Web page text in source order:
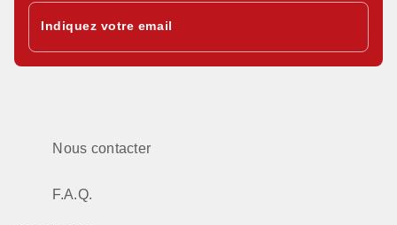
Indiquez votre email
Nous contacter
F.A.Q.